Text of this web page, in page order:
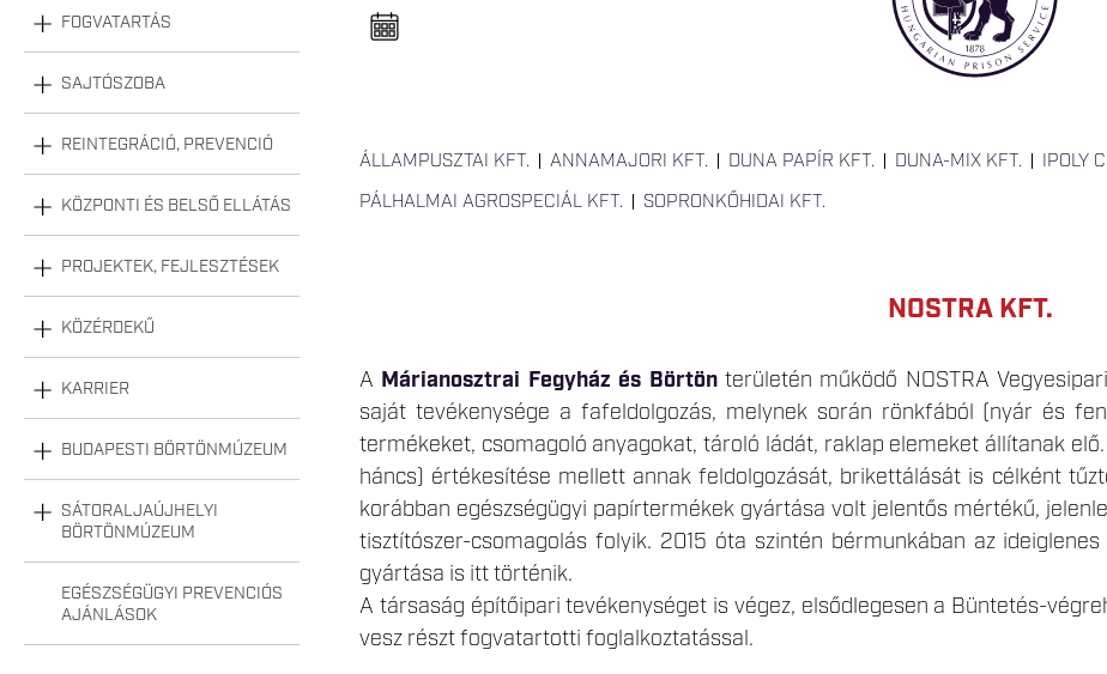
FOGVATARTÁS
SAJTÓSZOBA
REINTEGRÁCIÓ, PREVENCIÓ
KÖZPONTI ÉS BELSŐ ELLÁTÁS
PROJEKTEK, FEJLESZTÉSEK
KÖZÉRDEKŰ
KARRIER
BUDAPESTI BÖRTÖNMÚZEUM
SÁTORALJAÚJHELYI
BÖRTÖNMÚZEUM
EGÉSZSÉGÜGYI PREVENCIÓS
AJÁNLÁSOK
e
l
a
ÁLLAMPUSZTAI KFT. ANNAMAJORI KFT. DUNA PAPÍR KFT. DUNA-MIX KFT. IPOLY
PÁLHALMAI AGROSPECIÁL KFT.
SOPRONKŐHIDAI KFT.
NOSTRA KFT.
A Márianosztrai Fegyház és Börtönterületén működő NOSTRA
saját tevékenysége a fafeldolgozás, melynek során rönkfából (nyár és
termékeket, csomagoló anyagokat, tároló ládát, raklap elemeket állítanak
háncs) értékesítése mellett annak feldolgozását, brikettálását is célként
korábban egészségügyi papírtermékek gyártása volt jelentős mértékű,
tisztítószer-csomagolás folyik. 2015 óta szintén bérmunkában az
gyártása is itt történik.
A társaság építőipari tevékenységet is végez, elsődlegesen a Büntetés-
vesz részt fogvatartotti foglalkoztatással.